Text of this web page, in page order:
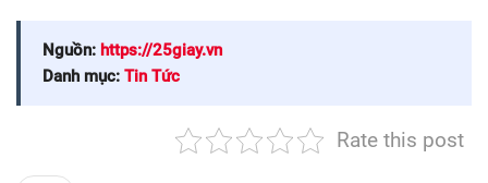
Nguồn: https://25giay.vn
Danh mục: Tin Tức
Rate this post